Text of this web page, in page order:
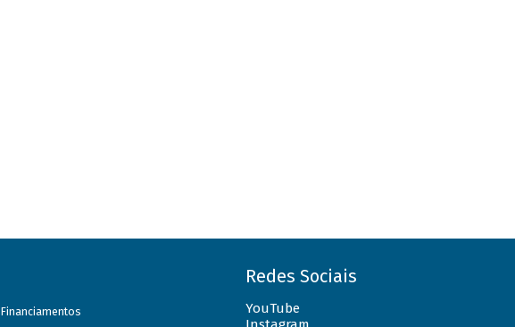
Financiamentos
Redes Sociais
YouTube